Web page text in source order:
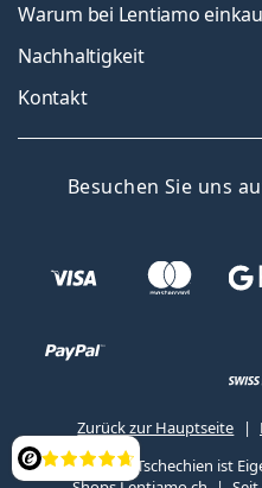
Bewertung
Warum bei Lentiamo
Nachhaltigkeit
Kontakt
Besuchen Sie uns
Zurück zur Hauptseite
Lentiamo s.r.o., Tschechien ist